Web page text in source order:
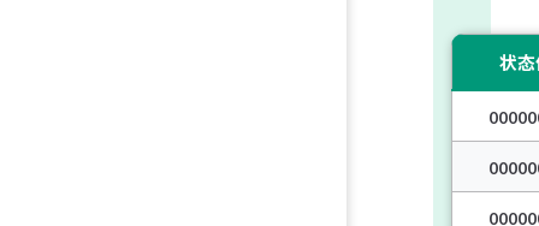
状